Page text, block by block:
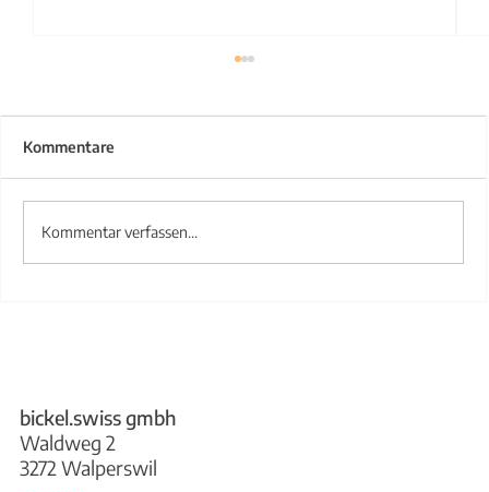
Treppengeländer aus Stahl
Kommentare
Kommentar verfassen...
bickel.swiss gmbh
Waldweg 2
3272 Walperswil